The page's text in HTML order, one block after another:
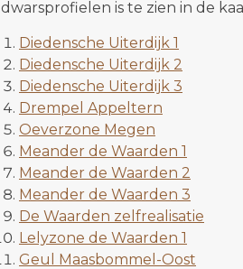
dwarsprofielen is te zien in de
Diedensche Uiterdijk 1
Diedensche Uiterdijk 2
Diedensche Uiterdijk 3
Drempel Appeltern
Oeverzone Megen
Meander de Waarden 1
Meander de Waarden 2
Meander de Waarden 3
De Waarden zelfrealisatie
Lelyzone de Waarden 1
Geul Maasbommel-Oost